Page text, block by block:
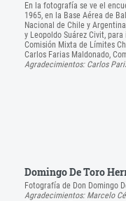
En la fotografía se ve el
1965, en la Base Aérea de
Nacional de Chile y
y Leopoldo Suárez Civit,
Comisión Mixta de Límites
Carlos Farias Maldonado,
Agradecimientos: Carlos
Domingo De Toro
Fotografía de Don Domingo
Agradecimientos: Marcelo